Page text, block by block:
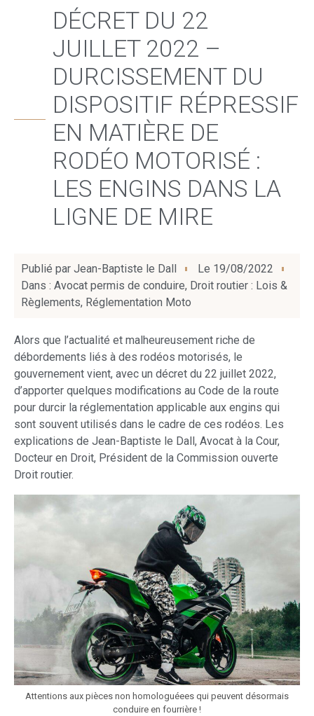
DÉCRET DU 22
JUILLET 2022 –
DURCISSEMENT DU
DISPOSITIF RÉPRESSIF
EN MATIÈRE DE
RODÉO MOTORISÉ :
LES ENGINS DANS LA
LIGNE DE MIRE
Publié par Jean-Baptiste le Dall Le 19/08/2022
Dans : Avocat permis de conduire, Droit routier : Lois &
Règlements, Réglementation Moto
Alors que l’actualité et malheureusement riche de
débordements liés à des rodéos motorisés, le
gouvernement vient, avec un décret du 22 juillet 2022,
d’apporter quelques modifications au Code de la route
pour durcir la réglementation applicable aux engins qui
sont souvent utilisés dans le cadre de ces rodéos. Les
explications de Jean-Baptiste le Dall, Avocat à la Cour,
Docteur en Droit, Président de la Commission ouverte
Droit routier.
Attentions aux pièces non homologuéees qui peuvent désormais
conduire en fourrière !